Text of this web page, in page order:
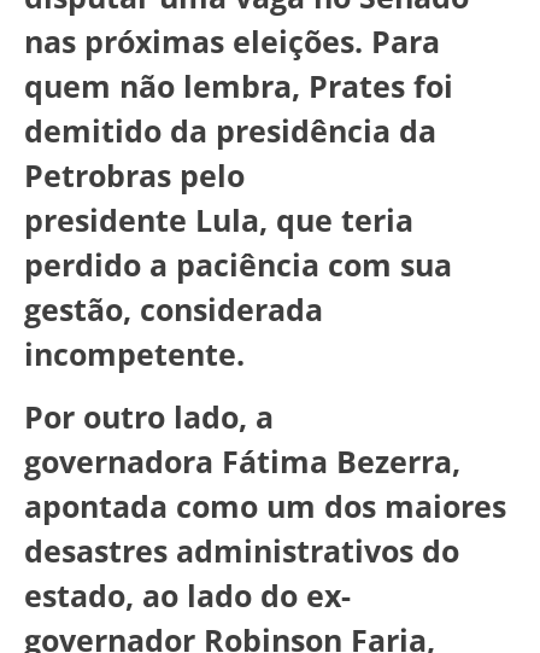
nas próximas eleições. Para
quem não lembra, Prates foi
demitido da presidência da
Petrobras pelo
presidente Lula, que teria
perdido a paciência com sua
gestão, considerada
incompetente.
Por outro lado, a
governadora Fátima Bezerra,
apontada como um dos maiores
desastres administrativos do
estado, ao lado do ex-
governador Robinson Faria,